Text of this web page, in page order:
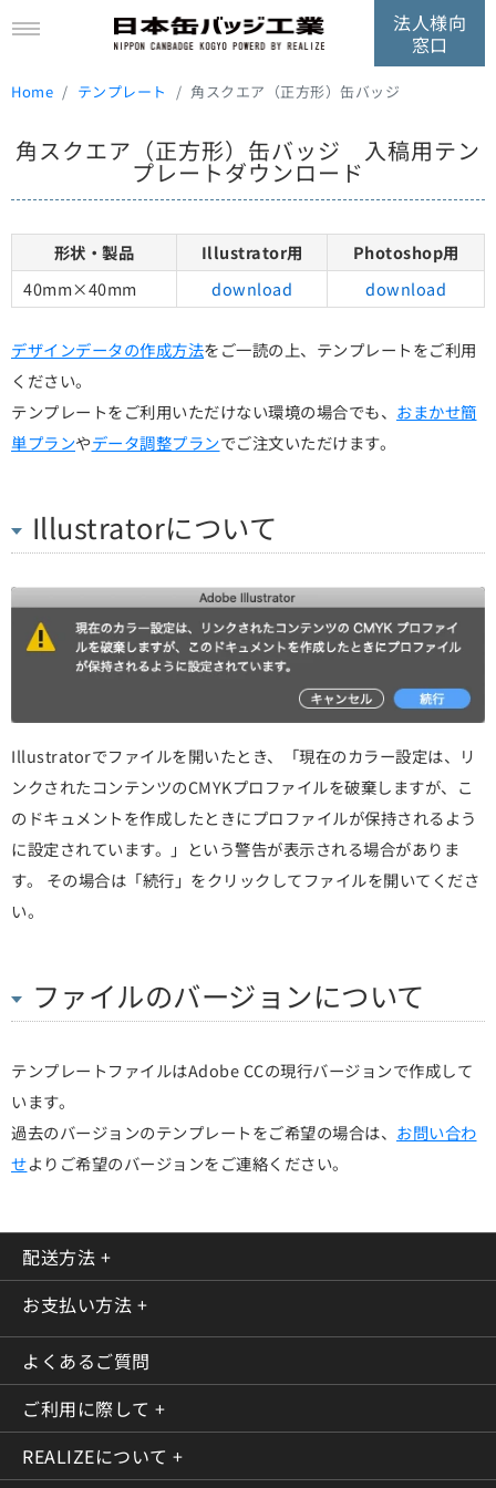
法人様向
窓口
Home テンプレート 角スクエア（正方形）缶バッジ
角スクエア（正方形）缶バッジ 入稿用テン
プレートダウンロード
形状・製品 Illustrator用
Photoshop用
40mm×40mm
download download
デザインデータの作成方法をご一読の上、テンプレートをご利用
ください。
テンプレートをご利用いただけない環境の場合でも、 おまかせ簡
単プランやデータ調整プランでご注文いただけます。
Illustratorについて
Illustratorでファイルを開いたとき、「現在のカラー設定は、リ
ンクされたコンテンツのCMYKプロファイルを破棄しますが、こ
のドキュメントを作成したときにプロファイルが保持されるよう
に設定されています。」という警告が表示される場合がありま
す。 その場合は「続行」をクリックしてファイルを開いてくださ
い。
ファイルのバージョンについて
テンプレートファイルはAdobe CCの現行バージョンで作成して
います。
過去のバージョンのテンプレートをご希望の場合は、 お問い合わ
せよりご希望のバージョンをご連絡ください。
配送方法 +
お支払い方法 +
よくあるご質問
ご利用に際して +
REALIZEについて +